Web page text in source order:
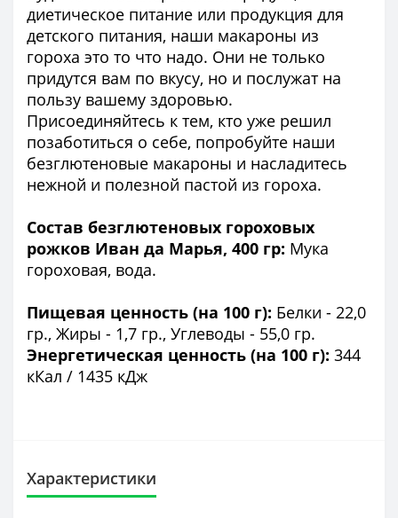
диетическое питание или продукция для
детского питания, наши макароны из
гороха это то что надо. Они не только
придутся вам по вкусу, но и послужат на
пользу вашему здоровью.
Присоединяйтесь к тем, кто уже решил
позаботиться о себе, попробуйте наши
безглютеновые макароны и насладитесь
нежной и полезной пастой из гороха.
Состав безглютеновых гороховых
рожков Иван да Марья, 400 гр: Мука
гороховая, вода.
Пищевая ценность (на 100 г): Бeлки - 22,0
гр., Жиры - 1,7 гр., Углeводы - 55,0 гр.
Энергетическая ценность (на 100 г): 344
кКал / 1435 кДж
Характеристики